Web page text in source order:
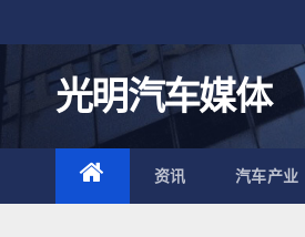
至
内
容
光明汽车媒体
资讯 汽车产业